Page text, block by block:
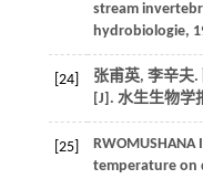
stream
hydrobiologie,
[24]
张甫英, 李辛夫
[J]. 水生生物学
[25] RWOMUSHANA I
temperature on